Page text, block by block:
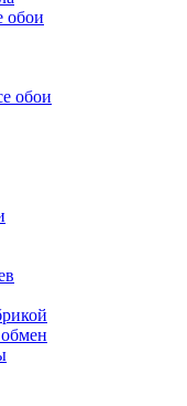
обои
обои